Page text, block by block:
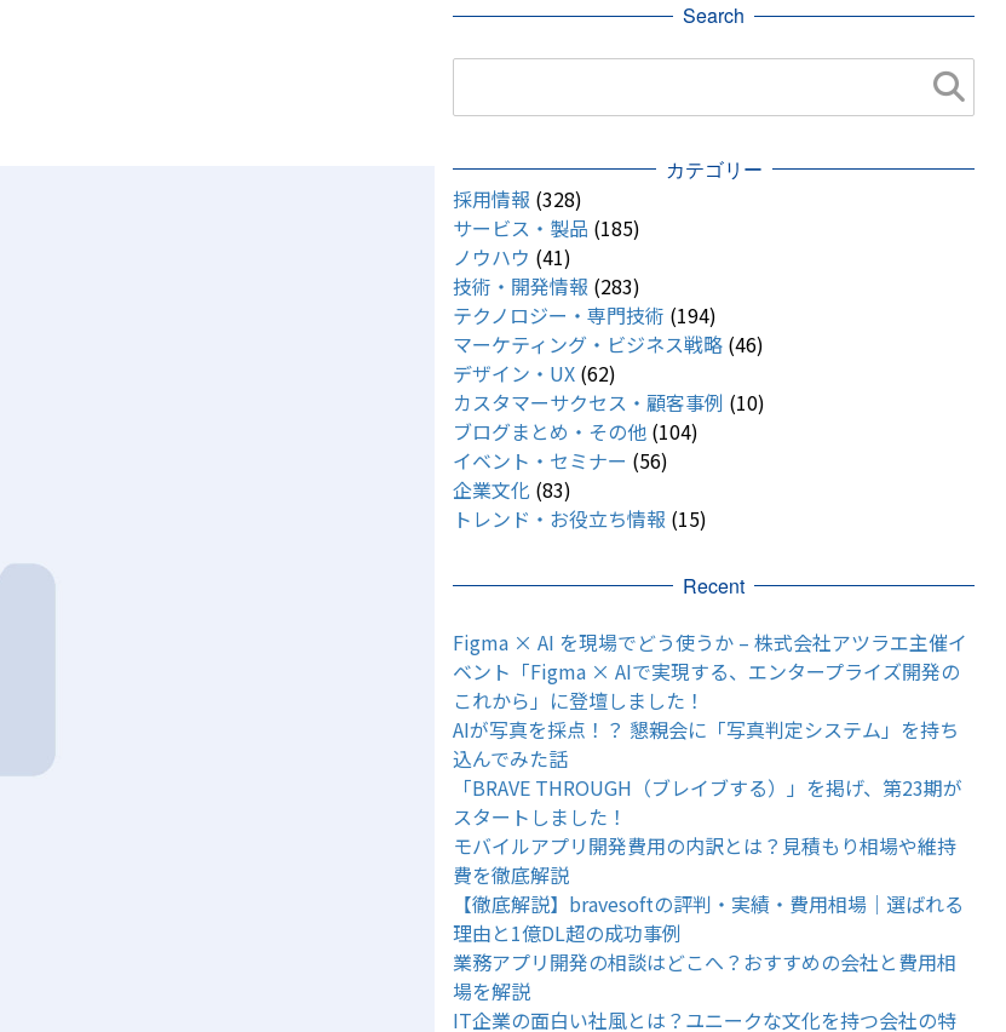
Search
カテゴリー
採用情報 (328)
サービス・製品 (185)
ノウハウ (41)
技術・開発情報 (283)
テクノロジー・専門技術 (194)
マーケティング・ビジネス戦略 (46)
デザイン・UX (62)
カスタマーサクセス・顧客事例 (10)
ブログまとめ・その他 (104)
イベント・セミナー (56)
企業文化 (83)
トレンド・お役立ち情報 (15)
Recent
Figma × AI を現場でどう使うか – 株式会社アツラエ主催イ
ベント「Figma × AIで実現する、エンタープライズ開発の
これから」に登壇しました！
AIが写真を採点！？ 懇親会に「写真判定システム」を持ち
込んでみた話
「BRAVE THROUGH（ブレイブする）」を掲げ、第23期が
スタートしました！
モバイルアプリ開発費用の内訳とは？見積もり相場や維持
費を徹底解説
【徹底解説】bravesoftの評判・実績・費用相場｜選ばれる
理由と1億DL超の成功事例
業務アプリ開発の相談はどこへ？おすすめの会社と費用相
場を解説
IT企業の面白い社風とは？ユニークな文化を持つ会社の特